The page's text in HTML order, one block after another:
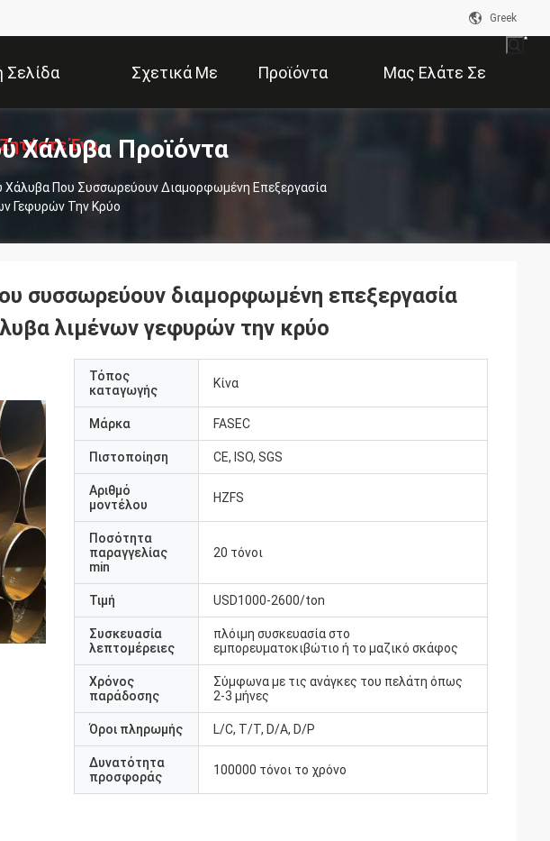
Greek
Σελίδα Σχετικά Με
Εμάς
Προϊόντα Μας Ελάτε Σε
Επαφή Με
Ζητήστε Ένα
Απόσπασμα
Χάλυβα Προϊόντα
Χάλυβα Που Συσσωρεύουν Διαμορφωμένη Επεξεργασία
Γεφυρών Την Κρύο
συσσωρεύουν διαμορφωμένη επεξεργασία
λιμένων γεφυρών την κρύο
Τόπος
καταγωγής
Κίνα
Μάρκα FASEC
Πιστοποίηση CE, ISO, SGS
Αριθμό
μοντέλου
HZFS
Ποσότητα
παραγγελίας
min
20 τόνοι
Τιμή USD1000-2600/ton
Συσκευασία
λεπτομέρειες
πλόιμη συσκευασία στο
εμπορευματοκιβώτιο ή το μαζικό σκάφος
Χρόνος
παράδοσης
Σύμφωνα με τις ανάγκες του πελάτη όπως
2-3 μήνες
Όροι πληρωμής L/C, T/T, D/A, D/P
Δυνατότητα
προσφοράς
100000 τόνοι το χρόνο